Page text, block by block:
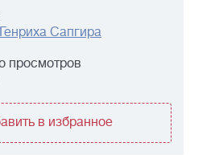
Сапгира
просмотров
в избранное